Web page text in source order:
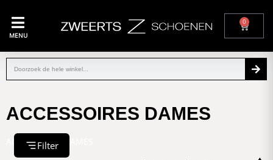
MENU
0
ACCESSOIRES DAMES
ACCESSOIRES DAMES
Filter